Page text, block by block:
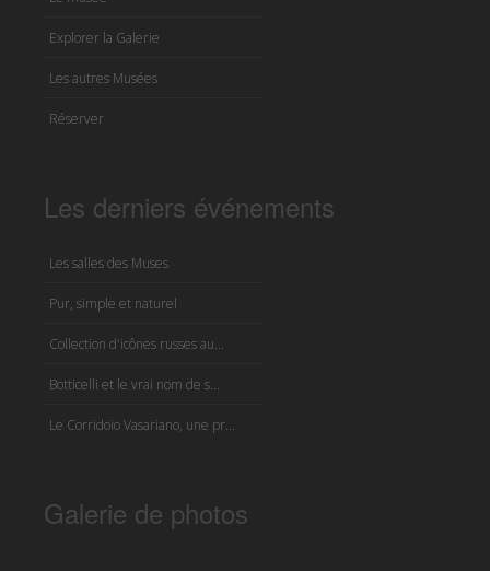
Explorer la Galerie
Les autres Musées
Réserver
Les derniers événements
Les salles des Muses
Pur, simple et naturel
Collection d'icônes russes au...
Botticelli et le vrai nom de s...
Le Corridoio Vasariano, une pr...
Galerie de photos